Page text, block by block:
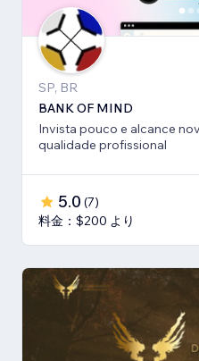
SP, BR
BANK OF MIND
Invista pouco e alcance
qualidade profissional
5.0 (7)
料金：$200 より